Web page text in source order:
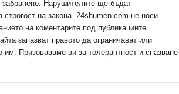
забранено. Нарушителите ще бъдат
строгост на закона. 24shumen.com не носи
на коментарите под публикациите.
запазват правото да ограничават или
им. Призоваваме ви за толерантност и спазване